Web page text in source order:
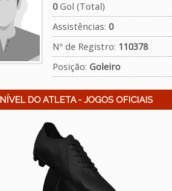
0Gol (Total)
Assistências: 0
Nº de Registro: 110378
Posição: Goleiro
NÍVEL DO ATLETA - JOGOS OFICIAIS